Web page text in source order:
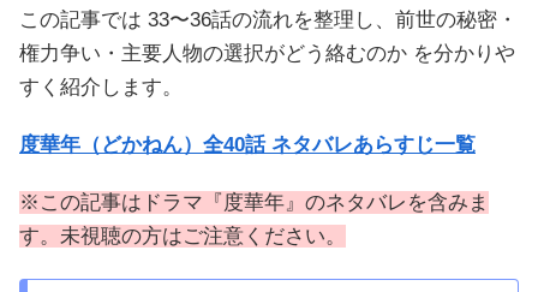
この記事では 33〜36話の流れを整理し、前世の秘密・
権力争い・主要人物の選択がどう絡むのか を分かりや
すく紹介します。
度華年（どかねん）全40話 ネタバレあらすじ一覧
※この記事はドラマ『度華年』のネタバレを含みま
す。未視聴の方はご注意ください。